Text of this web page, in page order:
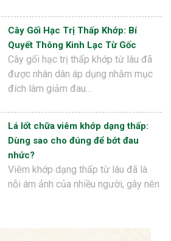
Cây Gối Hạc Trị Thấp Khớp: Bí
Quyết Thông Kinh Lạc Từ Gốc
Cây gối hạc trị thấp khớp từ lâu đã
được nhân dân áp dụng nhằm mục
đích làm giảm đau…
Lá lốt chữa viêm khớp dạng thấp:
Dùng sao cho đúng để bớt đau
nhức?
Viêm khớp dạng thấp từ lâu đã là
nỗi ám ảnh của nhiều người, gây nên